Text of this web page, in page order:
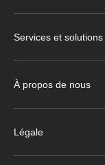
Services et solutions
À propos de nous
Légale